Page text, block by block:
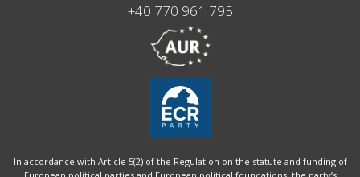
+40 770 961 795
In accordance with Article 5(2) of the Regulation on the statute and funding of